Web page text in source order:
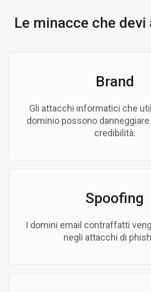
Le minacce che
Brand
Gli attacchi informatici che
dominio possono danneggiare
credibilità.
Spoofing
I domini email contraffatti
negli attacchi di